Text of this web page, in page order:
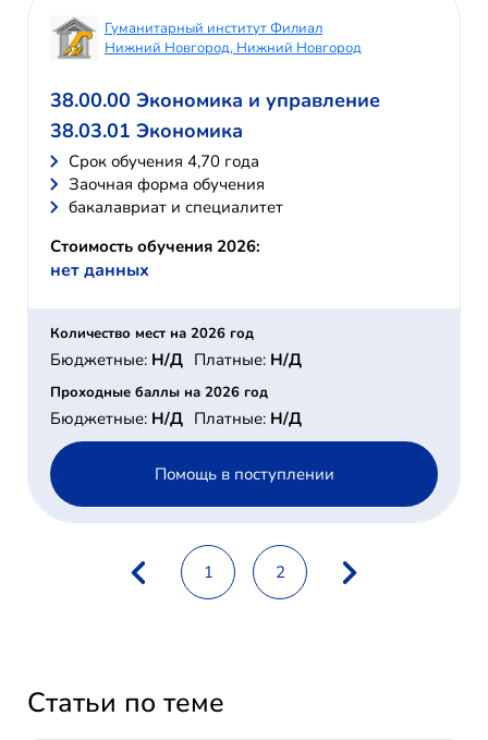
Гуманитарный институт Филиал
Нижний Новгород, Нижний Новгород
38.00.00 Экономика и управление
38.03.01 Экономика
Cрок обучения 4,70 года
Заочная форма обучения
бакалавриат и специалитет
Стоимость обучения 2026:
нет данных
Количество мест на 2026 год
Бюджетные: Н/Д Платные: Н/Д
Проходные баллы на 2026 год
Бюджетные: Н/Д Платные: Н/Д
Помощь в поступлении
1 2
Статьи по теме